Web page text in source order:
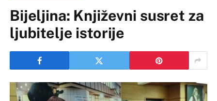
Bijeljina: Književni susret za
ljubitelje istorije